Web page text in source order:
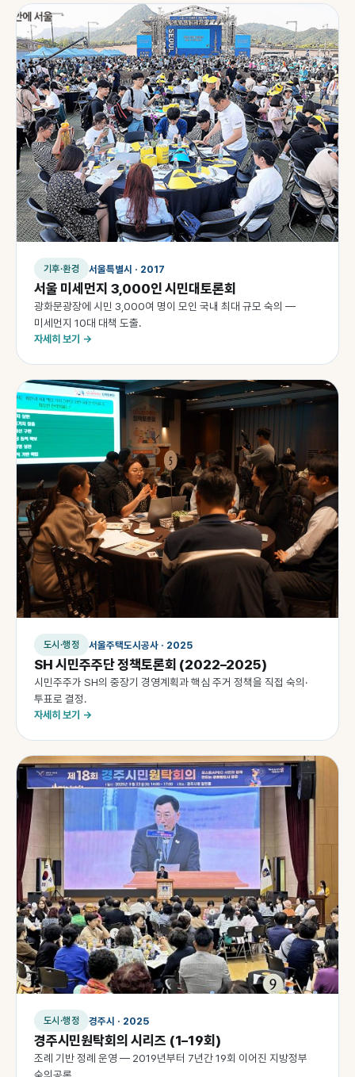
기후·환경 서울특별시 · 2017
서울 미세먼지 3,000인 시민대토론회
광화문광장에 시민 3,000여 명이 모인 국내 최대 규모 숙의 —
미세먼지 10대 대책 도출.
자세히 보기 →
도시·행정 서울주택도시공사 · 2025
SH 시민주주단 정책토론회 (2022–2025)
시민주주가 SH의 중장기 경영계획과 핵심 주거 정책을 직접 숙의·
투표로 결정.
자세히 보기 →
도시·행정 경주시 · 2025
경주시민원탁회의 시리즈 (1–19회)
조례 기반 정례 운영 — 2019년부터 7년간 19회 이어진 지방정부